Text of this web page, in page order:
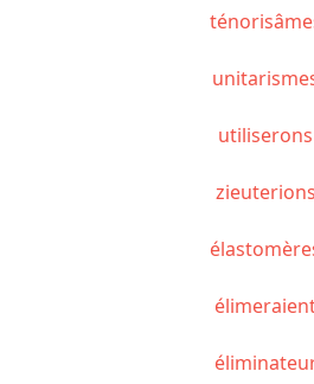
utiliserons
zieuterions